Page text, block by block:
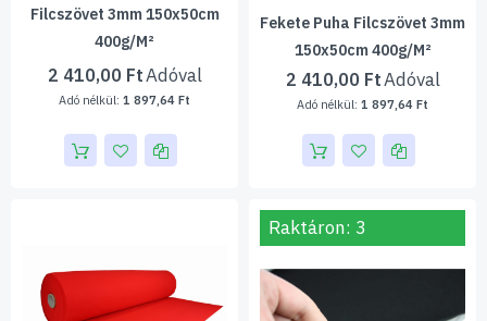
Filcszövet 3mm 150x50cm
400g/m²
2 410,00 Ft
1 897,64 Ft
Fekete Puha Filcszövet 3mm
150x50cm 400g/m²
2 410,00 Ft
1 897,64 Ft
Raktáron: 3